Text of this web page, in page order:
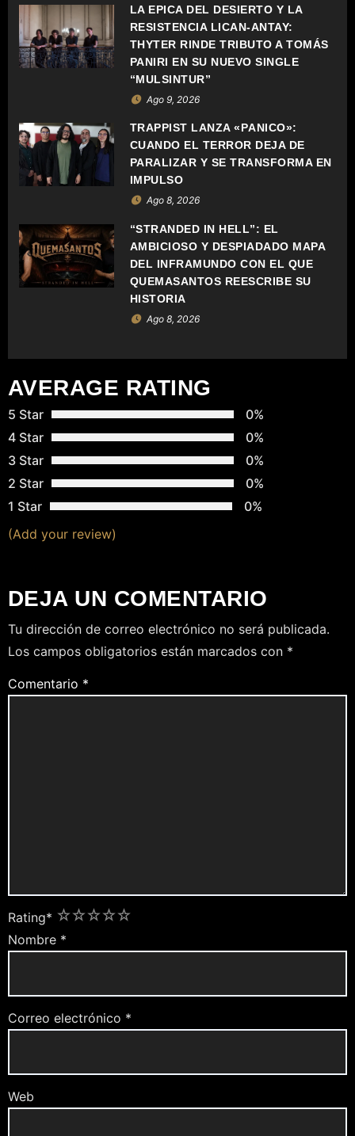
I
Ó
D
E
N
T
R
D
A
S
LA ÉPICA DEL DESIERTO Y LA
RESISTENCIA LICAN-ANTAY:
THYTER RINDE TRIBUTO A TOMÁS
PANIRI EN SU NUEVO SINGLE
“MULSINTUR”
Ago 9, 2026
TRAPPIST LANZA «PÁNICO»:
CUANDO EL TERROR DEJA DE
PARALIZAR Y SE TRANSFORMA EN
IMPULSO
Ago 8, 2026
“STRANDED IN HELL”: EL
AMBICIOSO Y DESPIADADO MAPA
DEL INFRAMUNDO CON EL QUE
QUEMASANTOS REESCRIBE SU
HISTORIA
Ago 8, 2026
AVERAGE RATING
5 Star
0%
4 Star
0%
3 Star
0%
2 Star
0%
1 Star
0%
(Add your review)
DEJA UN COMENTARIO
Tu dirección de correo electrónico no será publicada.
Los campos obligatorios están marcados con *
Comentario *
Rating* 5
4
3
2
1
Nombre *
Correo electrónico *
Web